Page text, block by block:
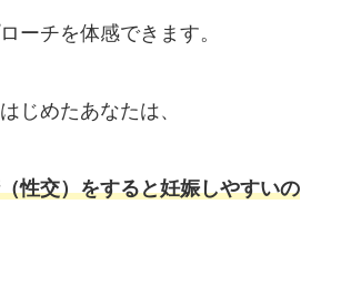
ーチを体感できます。
じめたあなたは、
性交）をすると妊娠しやすいの